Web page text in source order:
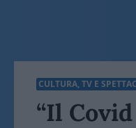
CULTURA, TV E
“Il